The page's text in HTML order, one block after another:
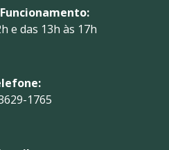
e das 13h às 17h
1765